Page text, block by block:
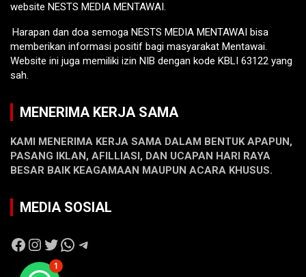
website NESTS MEDIA MENTAWAI.
Harapan dan doa semoga NESTS MEDIA MENTAWAI bisa
memberikan informasi positif bagi masyarakat Mentawai.
Website ini juga memiliki izin NIB dengan kode KBLI 63122 yang
sah.
MENERIMA KERJA SAMA
KAMI MENERIMA KERJA SAMA DALAM BENTUK APAPUN,
PASANG IKLAN, AFILLIASI, DAN UCAPAN HARI RAYA
BESAR BAIK KEAGAMAAN MAUPUN ACARA KHUSUS.
MEDIA SOSIAL
Facebook
Instagram
Twitter
WhatsApp
Telegram
1